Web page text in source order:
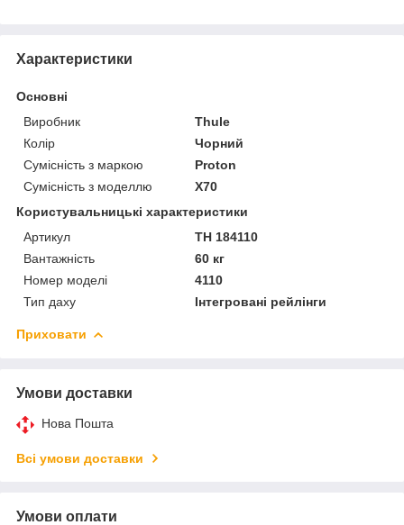
Характеристики
Основні
Виробник
Thule
Колір
Чорний
Сумісність з маркою
Proton
Сумісність з моделлю
X70
Користувальницькі характеристики
Артикул
TH 184110
Вантажність
60 кг
Номер моделі
4110
Тип даху
Інтегровані рейлінги
Приховати
Умови доставки
Нова Пошта
Всі умови доставки
Умови оплати